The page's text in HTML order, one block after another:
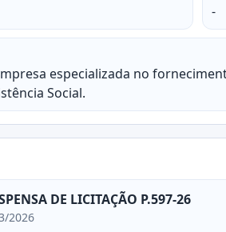
-
especializada no
Social.
DE LICITAÇÃO P.597-26
2026